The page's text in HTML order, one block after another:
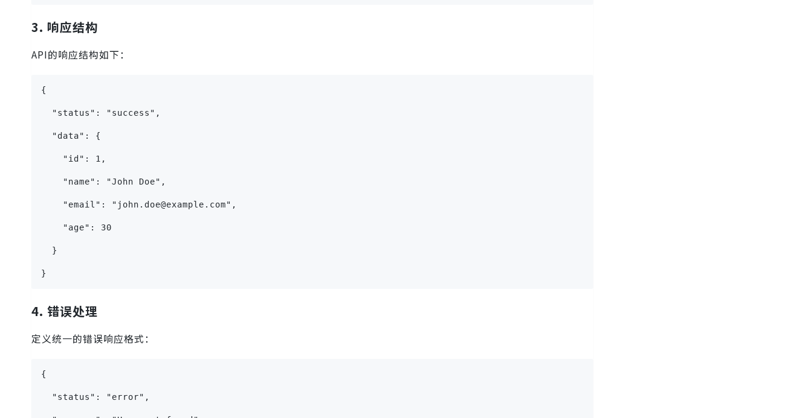
3. 响应结构
API的响应结构如下：
{
  "status": "success",
  "data": {
    "id": 1,
    "name": "John Doe",
    "email": "john.doe@example.com",
    "age": 30
  }
}
4. 错误处理
定义统一的错误响应格式：
{
  "status": "error",